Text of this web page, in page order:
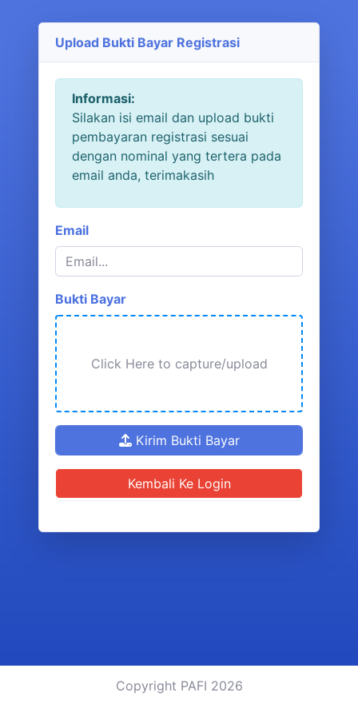
Upload Bukti Bayar Registrasi
Informasi:
Silakan isi email dan upload bukti
pembayaran registrasi sesuai
dengan nominal yang tertera pada
email anda, terimakasih
Email
Bukti Bayar
Click Here to capture/upload
Kirim Bukti Bayar
Kembali Ke Login
Copyright PAFI 2026